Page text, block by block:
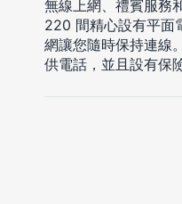
無線上網、禮賓服務
220 間精心設有平面
網讓您隨時保持連線
供電話，並且設有保